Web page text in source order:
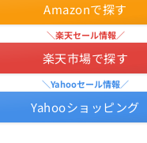
Amazonで探す
＼楽天セール情報／
楽天市場で探す
＼Yahooセール情報／
Yahooショッピング